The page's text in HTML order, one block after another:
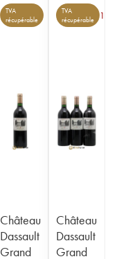
TVA
récupérable
Château
Dassault
Grand
TVA
récupérable
1
Château
Dassault
Grand